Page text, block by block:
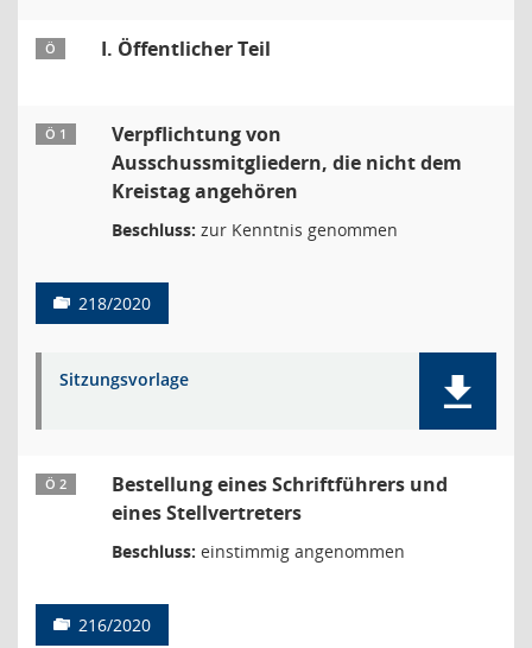
Ö I. Öffentlicher Teil
Ö 1
Verpflichtung von
Ausschussmitgliedern, die nicht dem
Kreistag angehören
Beschluss: zur Kenntnis genommen
218/2020
Sitzungsvorlage
Ö 2
Bestellung eines Schriftführers und
eines Stellvertreters
Beschluss: einstimmig angenommen
216/2020